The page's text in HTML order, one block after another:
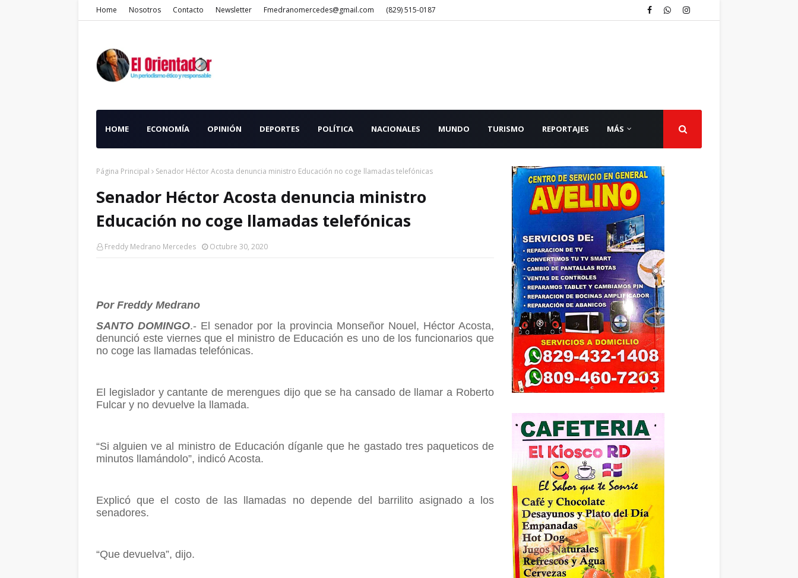
Home Nosotros Contacto Newsletter Fmedranomercedes@gmail.com (829) 515-0187
HOME ECONOMÍA OPINIÓN DEPORTES POLÍTICA NACIONALES MUNDO TURISMO REPORTAJES MÁS
Página Principal Senador Héctor Acosta denuncia ministro Educación no coge llamadas telefónicas
Senador Héctor Acosta denuncia ministro
Educación no coge llamadas telefónicas
Freddy Medrano Mercedes Octubre 30, 2020
Por Freddy Medrano
SANTO DOMINGO.- El senador por la provincia Monseñor Nouel, Héctor Acosta,
denunció este viernes que el ministro de Educación es uno de los funcionarios que
no coge las llamadas telefónicas.
El legislador y cantante de merengues dijo que se ha cansado de llamar a Roberto
Fulcar y no devuelve la llamada.
“Si alguien ve al ministro de Educación díganle que he gastado tres paqueticos de
minutos llamándolo”, indicó Acosta.
Explicó que el costo de las llamadas no depende del barrilito asignado a los
senadores.
“Que devuelva”, dijo.